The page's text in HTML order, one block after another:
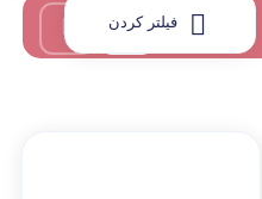
فیلتر کردن